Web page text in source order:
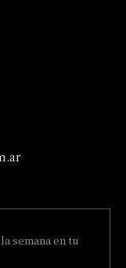
semana en tu